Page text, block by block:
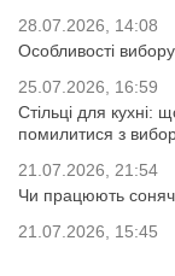
28.07.2026, 14:08
Особливості
25.07.2026, 16:59
Стільці для кухні:
помилитися з
21.07.2026, 21:54
Чи працюють
21.07.2026, 15:45